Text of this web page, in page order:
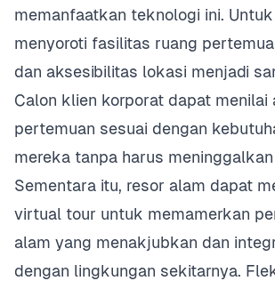
memanfaatkan teknologi ini.
menyoroti fasilitas ruang
dan aksesibilitas lokasi menjadi
Calon klien korporat dapat menilai
pertemuan sesuai dengan
mereka tanpa harus
Sementara itu, resor alam dapat
virtual tour untuk memamerkan
alam yang menakjubkan dan
dengan lingkungan sekitarnya.